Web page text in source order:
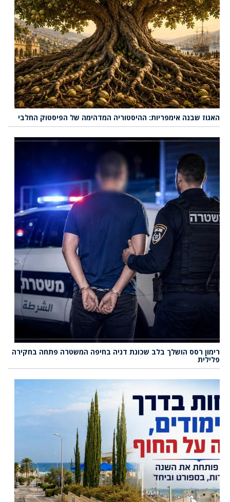
האגוז שבנה אימפריות: ההיסטוריה המדהימה של הפיסטוק החלבי
רימון רסס הושלך בלב שכונת דניה בחיפה המשטרה פתחה בחקירה
פלילית